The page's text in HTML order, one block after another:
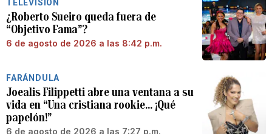
TELEVISIÓN
¿Roberto Sueiro queda fuera de
“Objetivo Fama”?
6 de agosto de 2026 a las 8:42 p.m.
FARÁNDULA
Joealis Filippetti abre una ventana a su
vida en “Una cristiana rookie… ¡Qué
papelón!”
6 de agosto de 2026 a las 7:27 p.m.